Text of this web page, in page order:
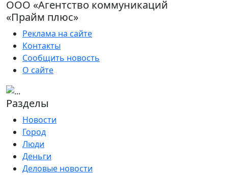
ООО «Агентство коммуникаций
«Прайм плюс»
Реклама на сайте
Контакты
Сообщить новость
О сайте
Разделы
Новости
Город
Люди
Деньги
Деловые новости